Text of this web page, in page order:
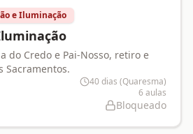
e Iluminação
do Credo e Pai-Nosso, retiro e
Sacramentos.
40 dias (Quaresma)
6 aulas
Bloqueado